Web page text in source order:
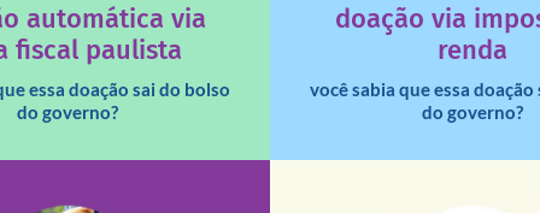
automática via
fiscal paulista
essa doação sai do bolso
do governo?
que os créditos das notas
doação via
renda
você sabia que essa
do governo?
Você sabia que pessoas